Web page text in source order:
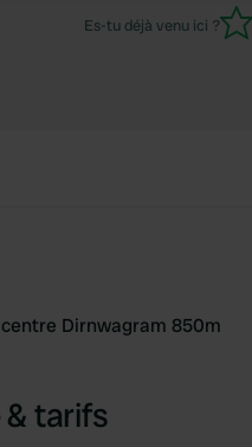
être un emplacement
Es-tu déjà venu ici ?
Dirnwagram 850m
tarifs